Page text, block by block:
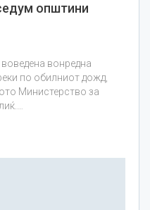
општини
вонредна
по обилниот дожд,
Министерство за